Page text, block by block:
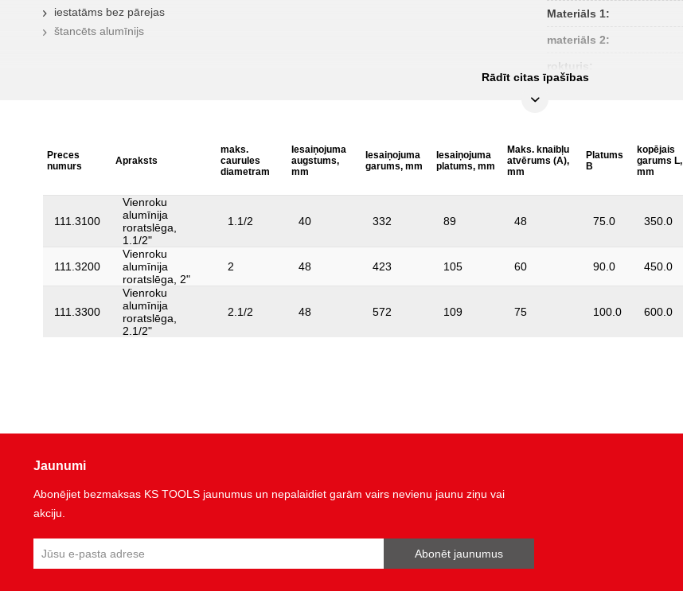
iestatāms bez pārejas
štancēts alumīnijs
Materiāls 1:
materiāls 2:
rokturis:
Rādīt citas īpašības
Preces
numurs
Apraksts
maks.
caurules
diametram
Iesaiņojuma
augstums,
mm
Iesaiņojuma
garums, mm
Iesaiņojuma
platums, mm
Maks. knaibļu
atvērums (A),
mm
Platums
B
kopējais
garums L,
mm
111.3100
Vienroku
alumīnija
roratslēga,
1.1/2"
1.1/2 40 332 89 48 75.0 350.0
111.3200
Vienroku
alumīnija
roratslēga, 2"
2 48 423 105 60 90.0 450.0
111.3300
Vienroku
alumīnija
roratslēga,
2.1/2"
2.1/2 48 572 109 75 100.0 600.0
Jaunumi
Abonējiet bezmaksas KS TOOLS jaunumus un nepalaidiet garām vairs nevienu jaunu ziņu vai
akciju.
Abonēt jaunumus